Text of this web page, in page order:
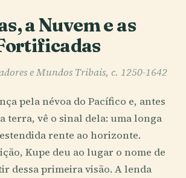
a Nuvem e as
e Mundos Tribais, c. 1250-1642
pela névoa do Pacífico e, antes
terra, vê o sinal dela: uma longa
rente ao horizonte.
Kupe deu ao lugar o nome de
dessa primeira visão. A lenda